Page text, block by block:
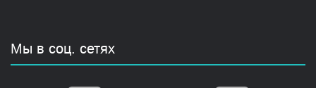
Мы в соц. сетях